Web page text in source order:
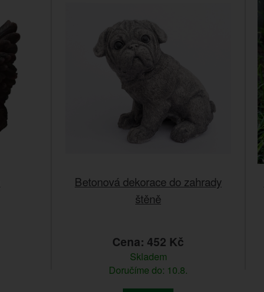
Betonová dekorace do zahrady
štěně
Cena: 452 Kč
Skladem
Doručíme do: 10.8.